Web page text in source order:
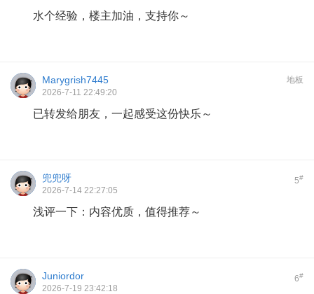
水个经验，楼主加油，支持你～
地板
Marygrish7445
2026-7-11 22:49:20
已转发给朋友，一起感受这份快乐～
5#
兜兜呀
2026-7-14 22:27:05
浅评一下：内容优质，值得推荐～
6#
Juniordor
2026-7-19 23:42:18